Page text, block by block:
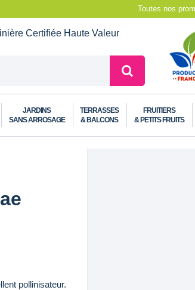
Toutes nos
Certifiée Haute Valeur
JARDINS
SANS ARROSAGE
TERRASSES
& BALCONS
FRUITIERS
& PETITS FRUITS
pollinisateur.